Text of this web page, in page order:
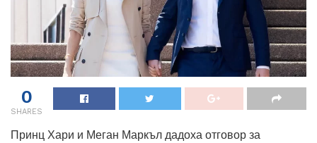
0
SHARES
Принц Хари и Меган Маркъл дадоха отговор за